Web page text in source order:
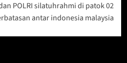
POLRI silatuhrahmi di patok 02
antar indonesia malaysia